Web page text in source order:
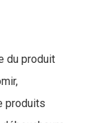
du produit
produits